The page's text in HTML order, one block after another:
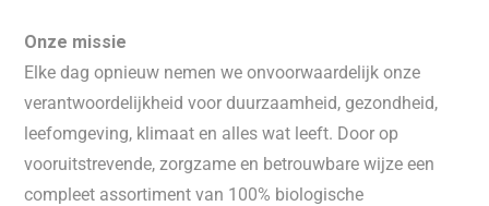
Onze missie
Elke dag opnieuw nemen we onvoorwaardelijk onze
verantwoordelijkheid voor duurzaamheid, gezondheid,
leefomgeving, klimaat en alles wat leeft. Door op
vooruitstrevende, zorgzame en betrouwbare wijze een
compleet assortiment van 100% biologische